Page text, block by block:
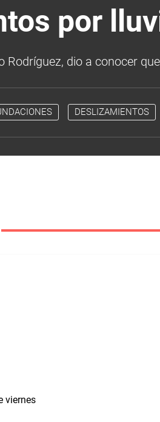
por
Rodríguez, dio a conocer
DESLIZAMIENTOS